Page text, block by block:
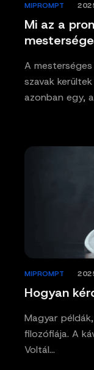
Mi az a
MIPROMPT
A
szavak
azonban egy,
Hogyan
MIPROMPT
Magyar
filozófiája. A
Voltál…